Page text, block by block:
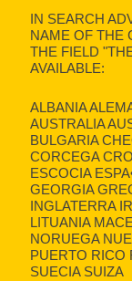
IN SEARCH
NAME OF THE
THE FIELD
AVAILABLE:
ALBANIA
AUSTRALIA
BULGARIA
CORCEGA
ESCOCIA
GEORGIA
INGLATERRA
LITUANIA
NORUEGA
PUERTO RICO
SUECIA SUIZA